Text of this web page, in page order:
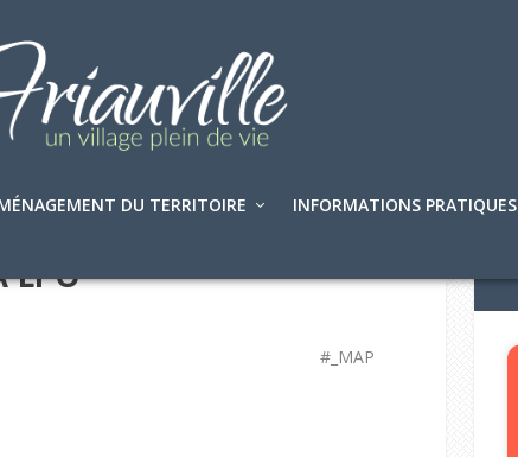
DU TERRITOIRE INFORMATIONS PRATIQUES
LPO
#_MAP